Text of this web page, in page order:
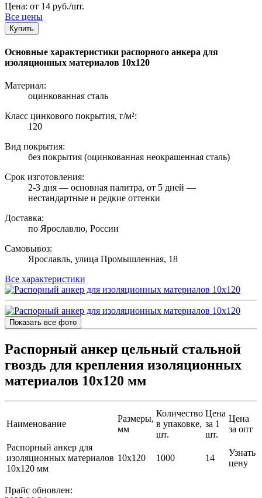
Цена: от 14 руб./шт.
Все цены
Купить
Основные характеристики распорного анкера для
изоляционных материалов 10х120
Материал:
оцинкованная сталь
Класс цинкового покрытия, г/м²:
120
Вид покрытия:
без покрытия (оцинкованная неокрашенная сталь)
Срок изготовления:
2-3 дня — основная палитра, от 5 дней —
нестандартные и редкие оттенки
Доставка:
по Ярославлю, России
Самовывоз:
Ярославль, улица Промышленная, 18
Все характеристики
Показать все фото
Распорный анкер цельный стальной
гвоздь для крепления изоляционных
материалов 10х120 мм
Наименование
Размеры,
мм
Количество
в упаковке,
шт.
Цена
за 1
шт.
Цена
за опт
Распорный анкер для
изоляционных материалов
10х120 мм
10х120 1000 14
Узнать
цену
Прайс обновлен: